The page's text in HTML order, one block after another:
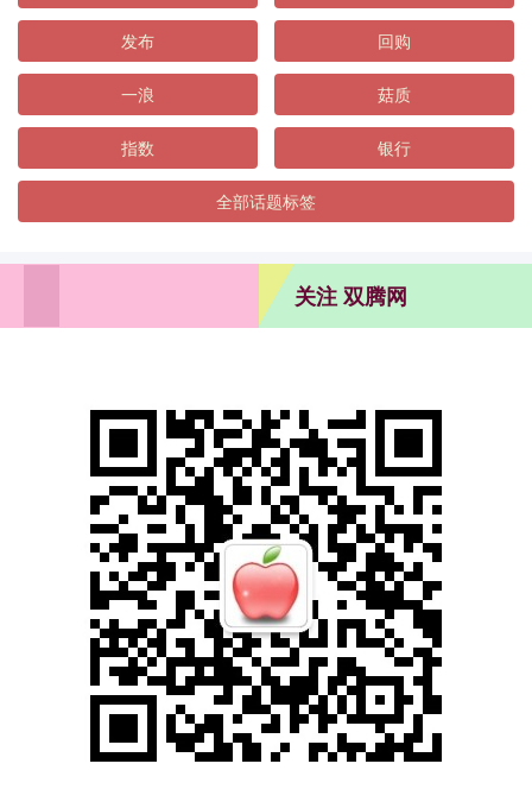
发布 回购
一浪 菇质
指数 银行
全部话题标签
关注 双腾网